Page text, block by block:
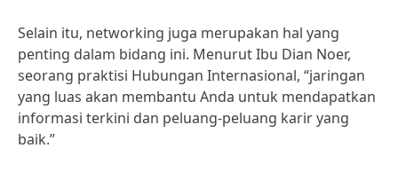
Selain itu, networking juga merupakan hal yang
penting dalam bidang ini. Menurut Ibu Dian Noer,
seorang praktisi Hubungan Internasional, “jaringan
yang luas akan membantu Anda untuk mendapatkan
informasi terkini dan peluang-peluang karir yang
baik.”